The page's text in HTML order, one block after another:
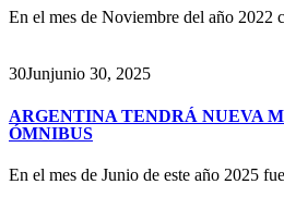
En el mes de Noviembre del año 2022
30Junjunio 30, 2025
ARGENTINA TENDRÁ NUEVA
ÓMNIBUS
En el mes de Junio de este año 2025